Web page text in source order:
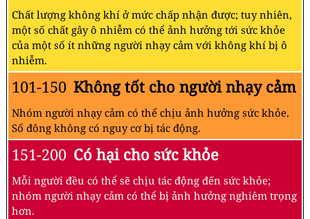
Chất lượng không khí ở mức chấp nhận được; tuy nhiên,
một số chất gây ô nhiễm có thể ảnh hưởng tới sức khỏe
của một số ít những người nhạy cảm với không khí bị ô
nhiễm.
101-150 Không tốt cho người nhạy cảm
Nhóm người nhạy cảm có thể chịu ảnh hưởng sức khỏe.
Số đông không có nguy cơ bị tác động.
151-200 Có hại cho sức khỏe
Mỗi người đều có thể sẽ chịu tác động đến sức khỏe;
nhóm người nhạy cảm có thể bị ảnh hưởng nghiêm trọng
hơn.